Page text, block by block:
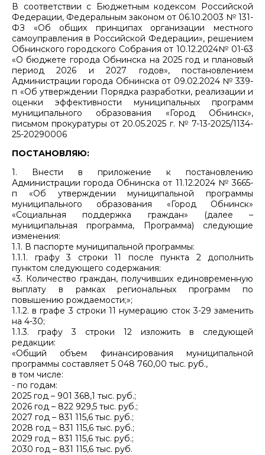
В соответствии с Бюджетным кодексом Российской
Федерации, Федеральным законом от 06.10.2003 № 131-
ФЗ «Об общих принципах организации местного
самоуправления в Российской Федерации», решением
Обнинского городского Собрания от 10.12.2024№ 01-63
«О бюджете города Обнинска на 2025 год и плановый
период 2026 и 2027 годов», постановлением
Администрации города Обнинска от 09.02.2024 № 339-
п «Об утверждении Порядка разработки, реализации и
оценки эффективности муниципальных программ
муниципального образования «Город Обнинск»,
письмом прокуратуры от 20.05.2025 г. № 7-13-2025/1134-
25-20290006
ПОСТАНОВЛЯЮ:
1. Внести в приложение к постановлению
Администрации города Обнинска от 11.12.2024 № 3665-
п «Об утверждении муниципальной программы
муниципального образования «Город Обнинск»
«Социальная поддержка граждан» (далее –
муниципальная программа, Программа) следующие
изменения:
1.1. В паспорте муниципальной программы:
1.1.1. графу 3 строки 11 после пункта 2 дополнить
пунктом следующего содержания:
«3. Количество граждан, получивших единовременную
выплату в рамках региональных программ по
повышению рождаемости;»;
1.1.2. в графе 3 строки 11 нумерацию сток 3-29 заменить
на 4-30;
1.1.3. графу 3 строки 12 изложить в следующей
редакции:
«Общий объем финансирования муниципальной
программы составляет 5 048 760,00 тыс. руб.,
в том числе:
- по годам:
2025 год – 901 368,1 тыс. руб.;
2026 год – 822 929,5 тыс. руб.;
2027 год – 831 115,6 тыс. руб.;
2028 год – 831 115,6 тыс. руб.;
2029 год – 831 115,6 тыс. руб.;
2030 год – 831 115,6 тыс. руб.